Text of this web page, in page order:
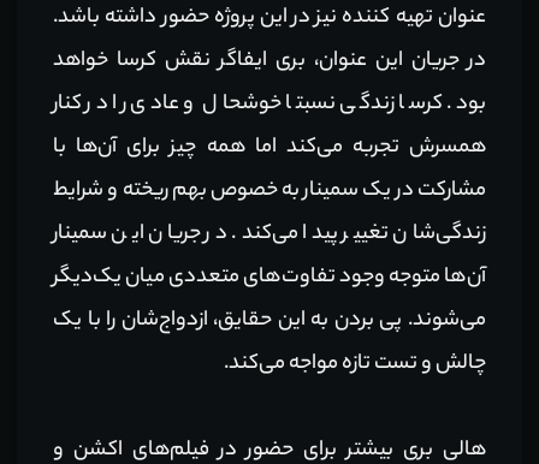
عنوان تهیه کننده نیز در این پروژه حضور داشته باشد.
در جریان این عنوان، بری ایفاگر نقش کرسا خواهد
بود. کرسا زندگی نسبتا خوشحال و عادی را در کنار
همسرش تجربه می‌کند اما همه چیز برای آن‌ها با
مشارکت در یک سمینار به خصوص بهم ریخته و شرایط
زندگی‌شان تغییر پیدا می‌کند. در جریان این سمینار
آن‌ها متوجه وجود تفاوت‌های متعددی میان یک‌دیگر
می‌شوند. پی بردن به این حقایق، ازدواج‌شان را با یک
چالش و تست تازه مواجه می‌کند.
هالی بری بیشتر برای حضور در فیلم‌های اکشن و